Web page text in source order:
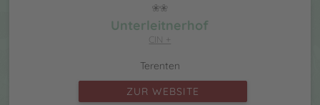
Unterleitnerhof
CIN +
Terenten
ZUR WEBSITE